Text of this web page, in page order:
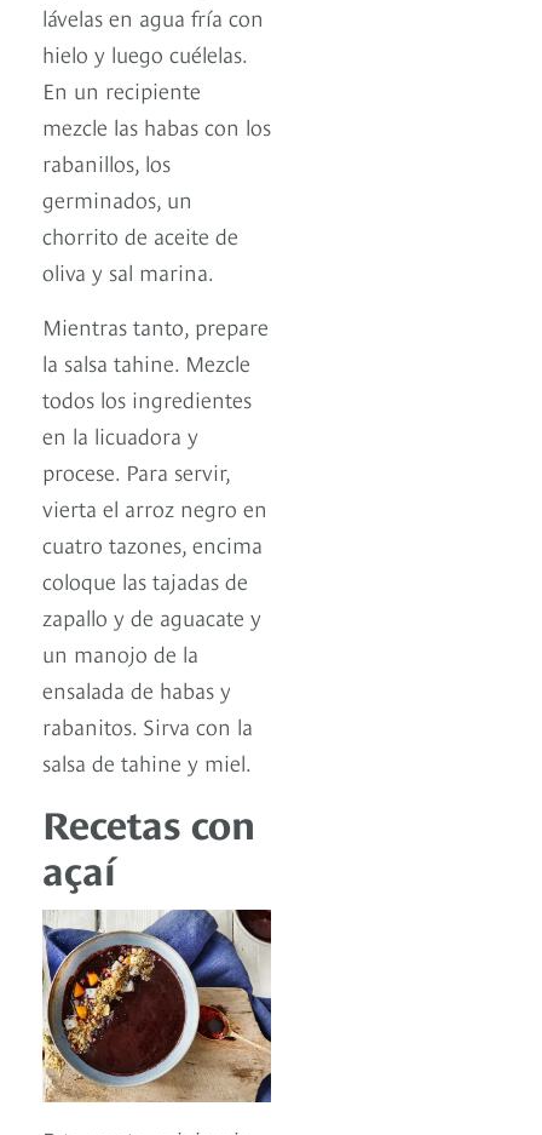
lávelas en agua fría con
hielo y luego cuélelas.
En un recipiente
mezcle las habas con los
rabanillos, los
germinados, un
chorrito de aceite de
oliva y sal marina.
Mientras tanto, prepare
la salsa tahine. Mezcle
todos los ingredientes
en la licuadora y
procese. Para servir,
vierta el arroz negro en
cuatro tazones, encima
coloque las tajadas de
zapallo y de aguacate y
un manojo de la
ensalada de habas y
rabanitos. Sirva con la
salsa de tahine y miel.
Recetas con
açaí